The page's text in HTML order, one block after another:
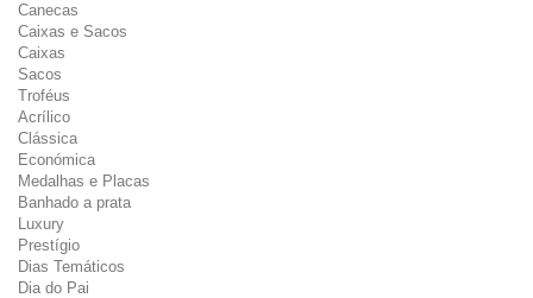
Canecas
Caixas e Sacos
Caixas
Sacos
Troféus
Acrílico
Clássica
Económica
Medalhas e Placas
Banhado a prata
Luxury
Prestígio
Dias Temáticos
Dia do Pai